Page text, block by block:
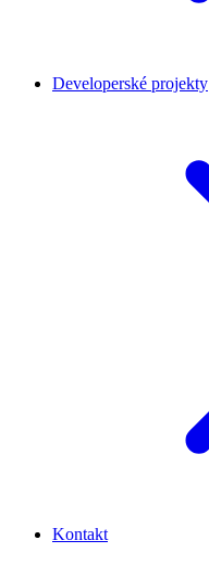
Developerské projekty
Kontakt